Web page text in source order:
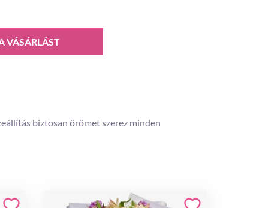
VÁSÁRLÁST
biztosan örömet szerez minden